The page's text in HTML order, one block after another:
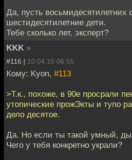
Да, пусть восьмидесятилетних
шестидесятилетние дети.
Тебе сколько лет, эксперт?
KKK »
#116 | 10.04.10 06:55
Кому: Kyon, #113
>Т.к., похоже, в 90е просрали
утопические прожЭкты и тупо
дело десятое.
Да. Но если ты такой умный,
Чего у тебя конкретно украли?